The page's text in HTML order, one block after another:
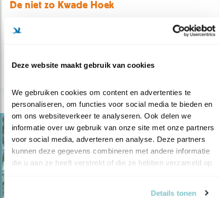
Deze website maakt gebruik van cookies
We gebruiken cookies om content en advertenties te
personaliseren, om functies voor social media te bieden en
om ons websiteverkeer te analyseren. Ook delen we
informatie over uw gebruik van onze site met onze partners
voor social media, adverteren en analyse. Deze partners
kunnen deze gegevens combineren met andere informatie
die u aan ze heeft verstrekt of die ze hebben verzameld op
Details tonen
De niet zo Kwade Hoek
seizoen iets te bieden heeft.
lees meer